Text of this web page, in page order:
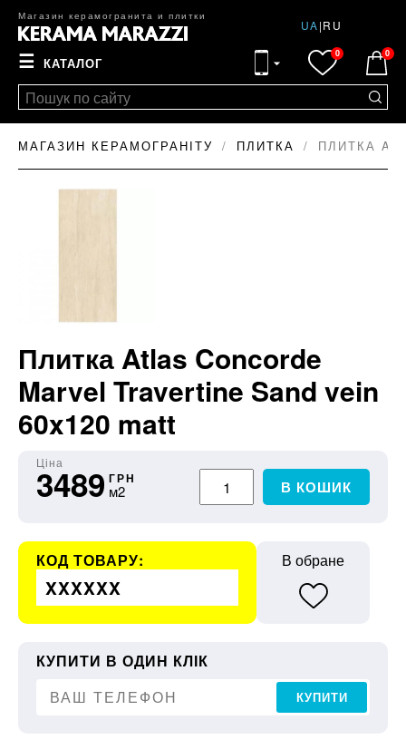
Магазин керамогранита и плитки
UA|RU
☰ КАТАЛОГ
0 0
МАГАЗИН КЕРАМОГРАНІТУ ПЛИТКА ПЛИТКА
Плитка Atlas Concorde
Marvel Travertine Sand vein
60x120 matt
Ціна
3489 ГРН
м2 В КОШИК
КОД ТОВАРУ:
XXXXXX
В обране
КУПИТИ В ОДИН КЛІК
КУПИТИ